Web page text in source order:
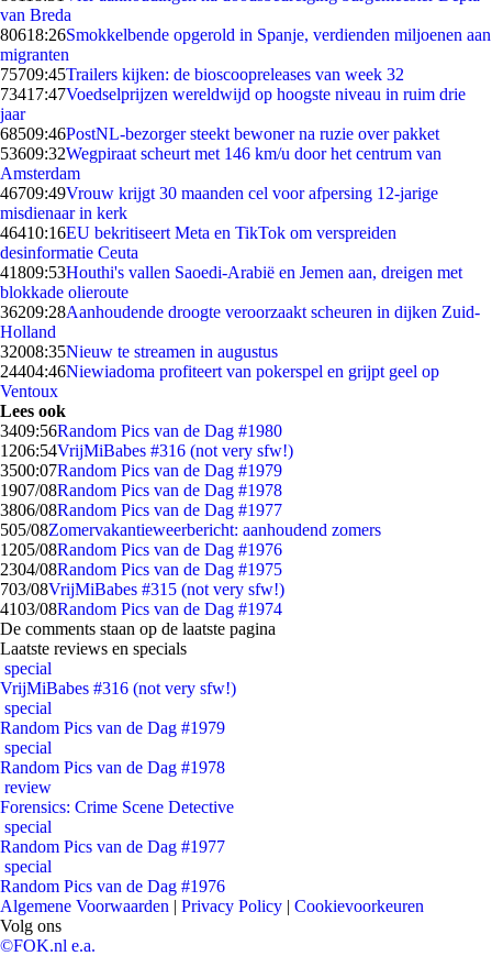
van Breda
80618:26Smokkelbende opgerold in Spanje, verdienden miljoenen aan
migranten
75709:45Trailers kijken: de bioscoopreleases van week 32
73417:47Voedselprijzen wereldwijd op hoogste niveau in ruim drie
jaar
68509:46PostNL-bezorger steekt bewoner na ruzie over pakket
53609:32Wegpiraat scheurt met 146 km/u door het centrum van
Amsterdam
46709:49Vrouw krijgt 30 maanden cel voor afpersing 12-jarige
misdienaar in kerk
46410:16EU bekritiseert Meta en TikTok om verspreiden
desinformatie Ceuta
41809:53Houthi's vallen Saoedi-Arabië en Jemen aan, dreigen met
blokkade olieroute
36209:28Aanhoudende droogte veroorzaakt scheuren in dijken Zuid-
Holland
32008:35Nieuw te streamen in augustus
24404:46Niewiadoma profiteert van pokerspel en grijpt geel op
Ventoux
Lees ook
3409:56Random Pics van de Dag #1980
1206:54VrijMiBabes #316 (not very sfw!)
3500:07Random Pics van de Dag #1979
1907/08Random Pics van de Dag #1978
3806/08Random Pics van de Dag #1977
505/08Zomervakantieweerbericht: aanhoudend zomers
1205/08Random Pics van de Dag #1976
2304/08Random Pics van de Dag #1975
703/08VrijMiBabes #315 (not very sfw!)
4103/08Random Pics van de Dag #1974
De comments staan op de laatste pagina
Laatste reviews en specials
special
VrijMiBabes #316 (not very sfw!)
special
Random Pics van de Dag #1979
special
Random Pics van de Dag #1978
review
Forensics: Crime Scene Detective
special
Random Pics van de Dag #1977
special
Random Pics van de Dag #1976
Algemene Voorwaarden | Privacy Policy | Cookievoorkeuren
Volg ons
©FOK.nl e.a.